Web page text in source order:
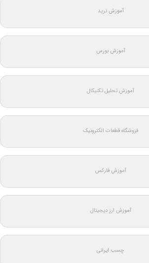
آموزش ترید
آموزش بورس
آموزش تحلیل تکنیکال
فروشگاه قطعات الکترونیک
آموزش فارکس
آموزش ارز دیجیتال
چسب ایرانی